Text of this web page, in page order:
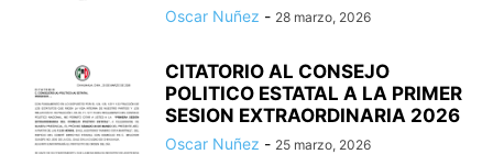
Oscar Nuñez - 28 marzo, 2026
CITATORIO AL CONSEJO
POLITICO ESTATAL A LA PRIMER
SESION EXTRAORDINARIA 2026
Oscar Nuñez - 25 marzo, 2026